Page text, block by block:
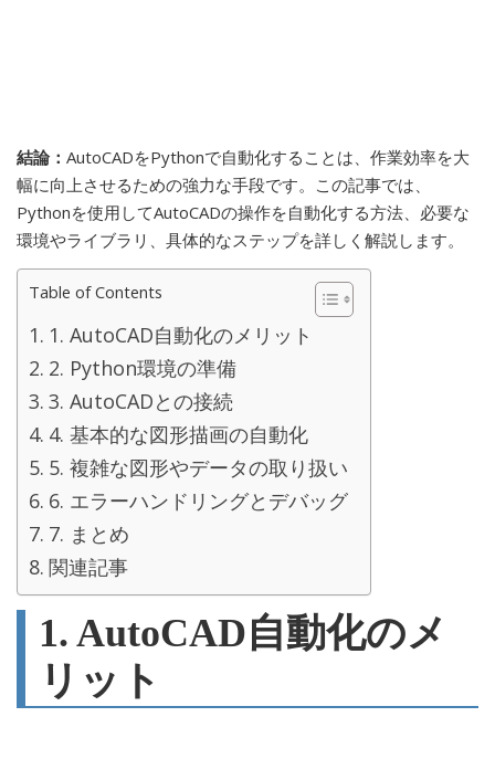
結論： AutoCADをPythonで自動化することは、作業効率を大
幅に向上させるための強力な手段です。この記事では、
Pythonを使用してAutoCADの操作を自動化する方法、必要な
環境やライブラリ、具体的なステップを詳しく解説します。
Table of Contents
1. AutoCAD自動化のメリット
2. Python環境の準備
3. AutoCADとの接続
4. 基本的な図形描画の自動化
5. 複雑な図形やデータの取り扱い
6. エラーハンドリングとデバッグ
7. まとめ
関連記事
1. AutoCAD自動化のメ
リット